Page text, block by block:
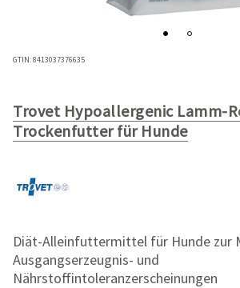
GTIN:8413037376635
Trovet Hypoallergenic Lamm-
Trockenfutter für Hunde
Diät-Alleinfuttermittel für Hunde zur
Ausgangserzeugnis- und
Nährstoffintoleranzerscheinungen